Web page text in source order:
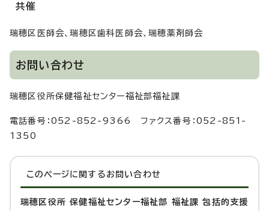
共催
瑞穂区医師会、瑞穂区歯科医師会、瑞穂薬剤師会
お問い合わせ
瑞穂区役所保健福祉センター福祉部福祉課
電話番号：052-852-9366 ファクス番号：052-851-
1350
このページに関する お問い合わせ
瑞穂区役所 保健福祉センター福祉部 福祉課 包括的支援